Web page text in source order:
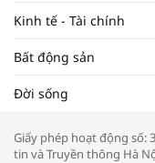
Kinh tế - Tài chính
Bất động sản
Đời sống
Giấy phép hoạt động số:
tin và Truyền thông Hà